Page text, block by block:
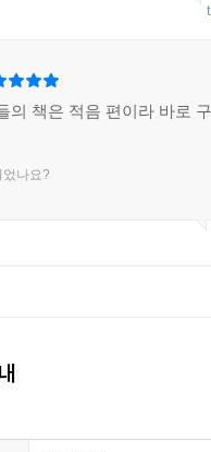
며 만화 위주의 번역 공부
좋은 번역을 하는 데 도
선 안 된다. 만화도 정식으
상이다. 무엇보다 오역인
보는 것도 즐겁다. 번역
의 책은 적음 편이라 바로
었나요?